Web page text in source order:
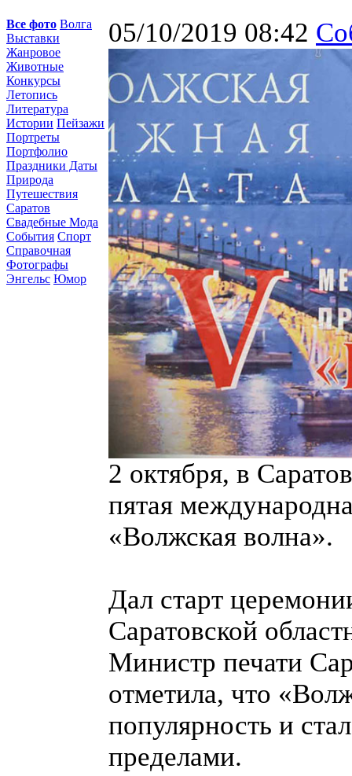
Все фото Волга
Выставки
Жанровое
Животные
Конкурсы
Летопись
Литература
Истории Пейзажи
Портреты
Портфолио
Праздники Даты
Природа
Путешествия
Саратов
Свадебные Мода
События Спорт
Справочная
Фотографы
Энгельс Юмор
05/10/2019 08:42
2 октября, в
пятая
«Волжская волна».
Дал старт
Саратовской
Министр печати
отметила, что
популярность и
пределами.